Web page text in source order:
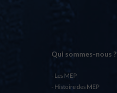
Qui sommes-nous ?
Les MEP
Histoire des MEP